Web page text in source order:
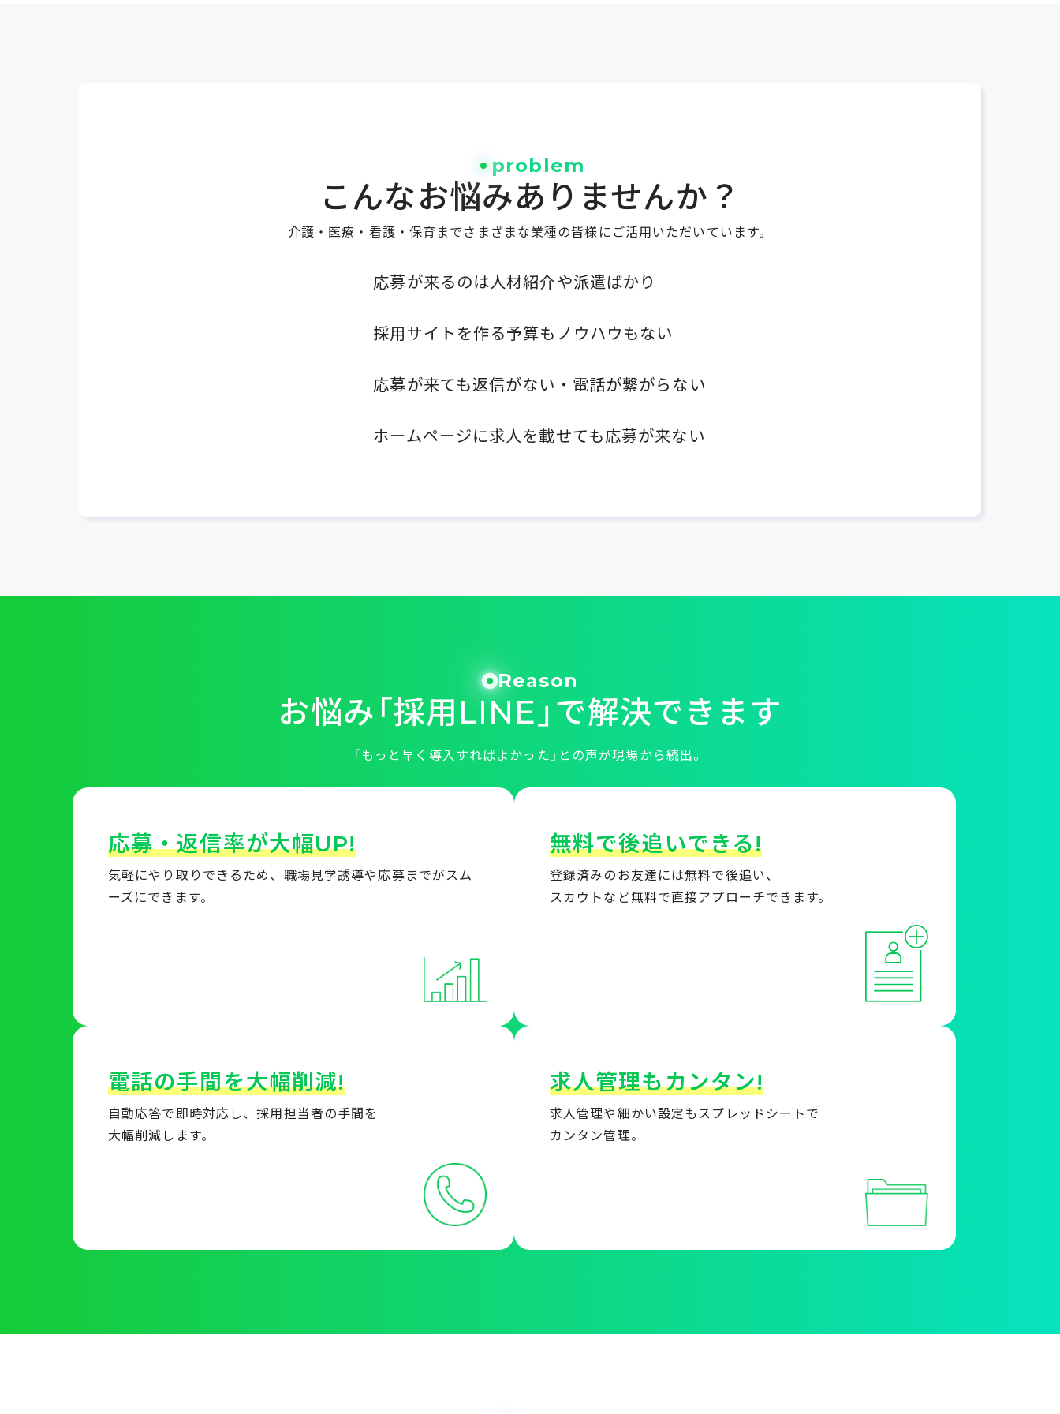
problem
こんなお悩みありませんか？
介護・医療・看護・保育までさまざまな業種の皆様にご活用いただいています。
応募が来るのは人材紹介や派遣ばかり
採用サイトを作る予算もノウハウもない
応募が来ても返信がない・電話が繋がらない
ホームページに求人を載せても応募が来ない
Reason
お悩み「採用LINE」で解決できます
「もっと早く導入すればよかった」との声が現場から続出。
応募・返信率が大幅UP!
気軽にやり取りできるため、職場見学誘導や応募までがスム
ーズにできます。
無料で後追いできる!
登録済みのお友達には無料で後追い、
スカウトなど無料で直接アプローチできます。
電話の手間を大幅削減!
自動応答で即時対応し、採用担当者の手間を
大幅削減します。
求人管理もカンタン!
求人管理や細かい設定もスプレッドシートで
カンタン管理。